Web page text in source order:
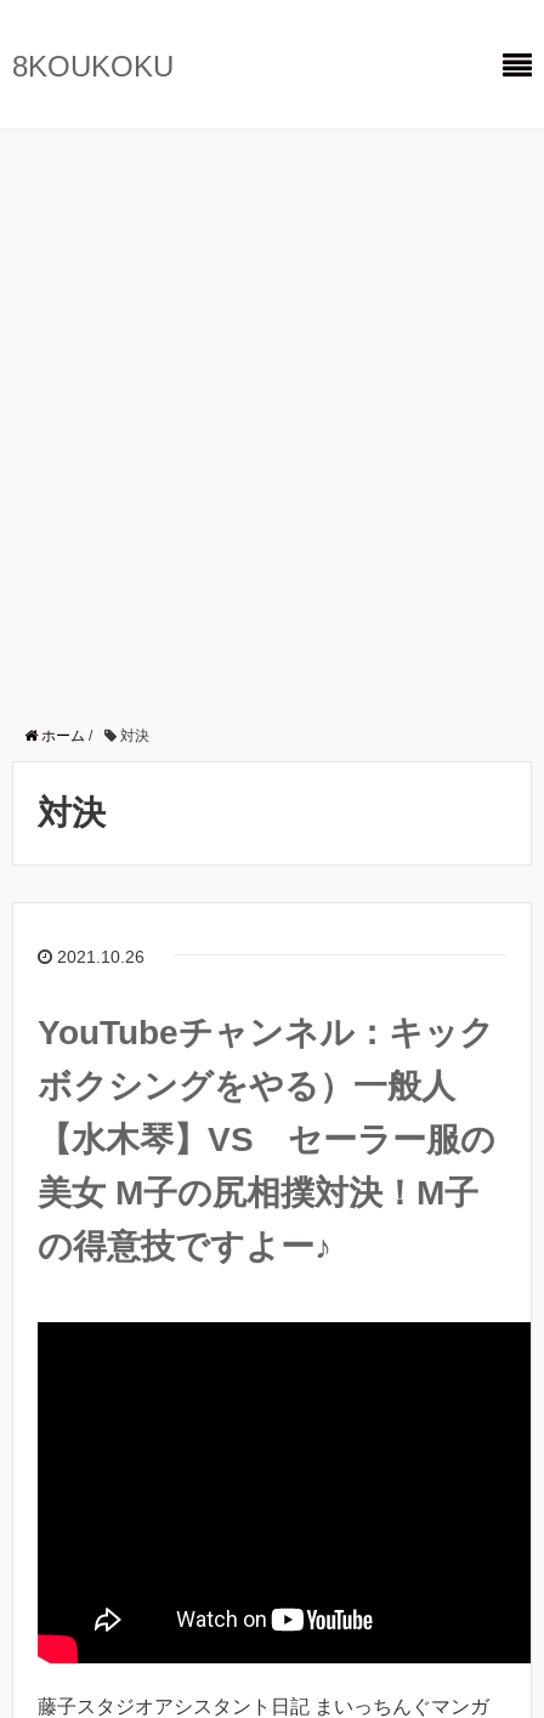
8KOUKOKU
ホーム / 対決
対決
2021.10.26
YouTubeチャンネル：キック
ボクシングをやる）一般人
【水木琴】VS セーラー服の
美女 M子の尻相撲対決！M子
の得意技ですよー♪
藤子スタジオアシスタント日記 まいっちんぐマンガ